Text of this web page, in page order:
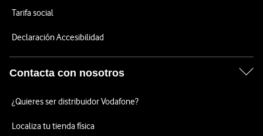
Tarifa social
Declaración Accesibilidad
Contacta con nosotros
¿Quieres ser distribuidor Vodafone?
Localiza tu tienda física